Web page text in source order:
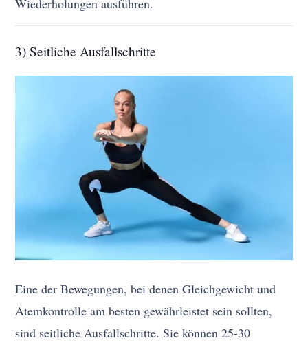
Wiederholungen ausführen.
3) Seitliche Ausfallschritte
Eine der Bewegungen, bei denen Gleichgewicht und
Atemkontrolle am besten gewährleistet sein sollten,
sind seitliche Ausfallschritte. Sie können 25-30